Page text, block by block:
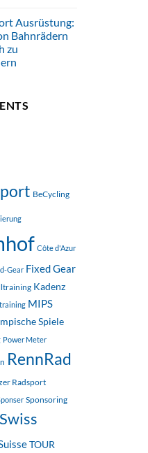
Ausrüstung:
Bahnrädern
zu
BeCycling
Côte d'Azur
Gear Fixed Gear
Kadenz
MIPS
Spiele
Power Meter
RennRad
Radsport
Sponsoring
Swiss
TOUR